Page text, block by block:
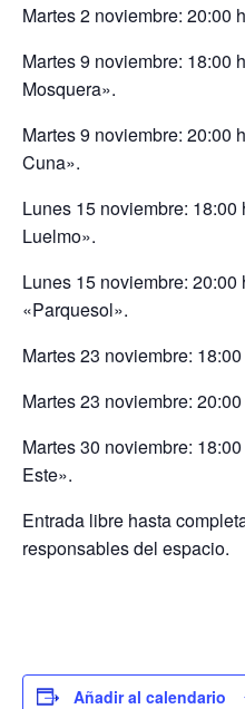
Martes 2 noviembre: 20:00
Martes 9 noviembre: 18:00
Mosquera».
Martes 9 noviembre: 20:00
Cuna».
Lunes 15 noviembre:
Luelmo».
Lunes 15 noviembre:
«Parquesol».
Martes 23 noviembre:
Martes 23 noviembre:
Martes 30 noviembre:
Este».
Entrada libre hasta
responsables del espacio.
Añadir al calendario